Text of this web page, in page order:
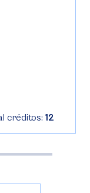
créditos: 12